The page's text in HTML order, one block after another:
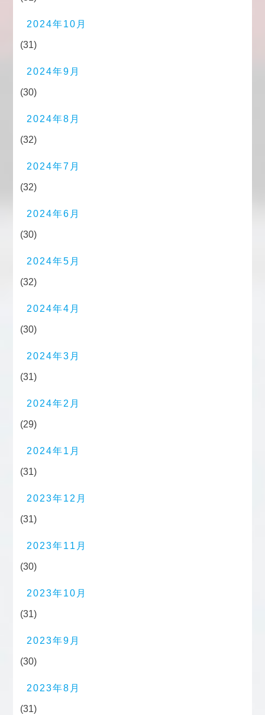
2024年10月
(31)
2024年9月
(30)
2024年8月
(32)
2024年7月
(32)
2024年6月
(30)
2024年5月
(32)
2024年4月
(30)
2024年3月
(31)
2024年2月
(29)
2024年1月
(31)
2023年12月
(31)
2023年11月
(30)
2023年10月
(31)
2023年9月
(30)
2023年8月
(31)